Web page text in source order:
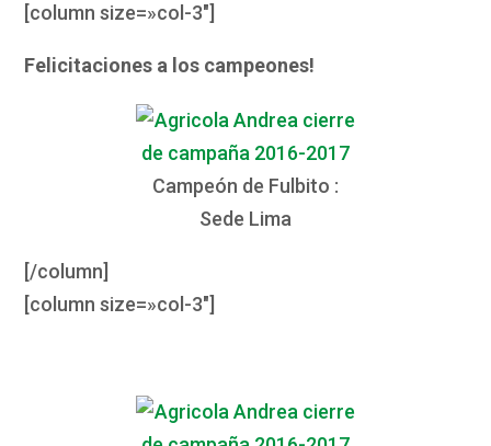
[column size=»col-3″]
Felicitaciones a los campeones!
Campeón de Fulbito :
Sede Lima
[/column]
[column size=»col-3″]